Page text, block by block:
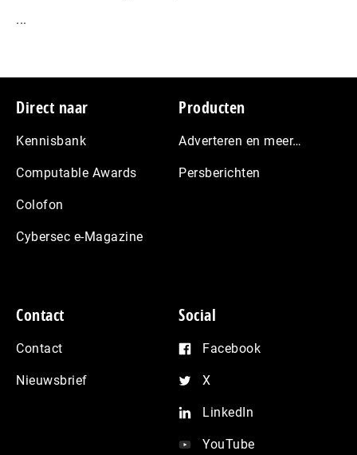
...
Footer
Direct naar
Kennisbank
Computable Awards
Colofon
Cybersec e-Magazine
Producten
Adverteren en meer…
Persberichten
Contact
Contact
Nieuwsbrief
Social
Facebook
X
LinkedIn
YouTube